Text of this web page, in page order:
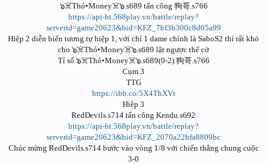
๖☠️Thỏ•Money☠️๖.s689 tấn công 狗哥.s766
https://api-ht.568play.vn/battle/replay?
serverid=game20623&bid=KFZ_7bf3b300c8d05a99
Hiệp 2 diễn biến tương tự hiệp 1, với chỉ 1 dame chính là SaboS2 thì rất khó
cho ๖☠️Thỏ•Money☠️๖.s689 lật ngược thế cờ
Tỉ số ๖☠️Thỏ•Money☠️๖.s689(0-2) 狗哥.s766
Cụm 3
TTG
https://ibb.co/5X4ThXVt
Hiệp 3
RedDevils.s714 tấn công Kendu.s692
https://api-ht.568play.vn/battle/replay?
serverid=game20623&bid=KFZ_2070a22bfa8809bc
Chúc mừng RedDevils.s714 bước vào vòng 1/8 với chiến thắng chung cuộc
3-0